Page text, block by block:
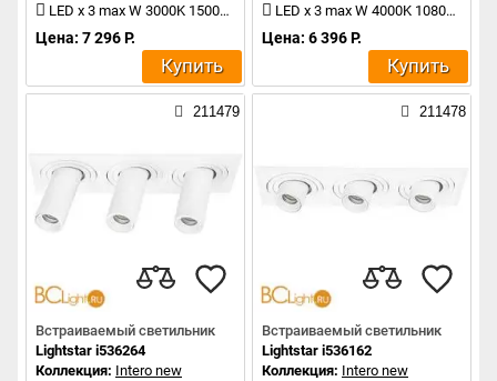
LED x 3 max W 3000K 1500Lm
Цена: 7 296 Р.
Купить
LED x 3 max W 4000K 1080Lm
Цена: 6 396 Р.
Купить
211479
Встраиваемый светильник
Lightstar i536264
Коллекция: Intero new
211478
Встраиваемый светильник
Lightstar i536162
Коллекция: Intero new